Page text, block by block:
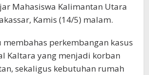
Mahasiswa Kalimantan Utara
Kamis (14/5) malam.
membahas perkembangan kasus
Kaltara yang menjadi korban
sekaligus kebutuhan rumah